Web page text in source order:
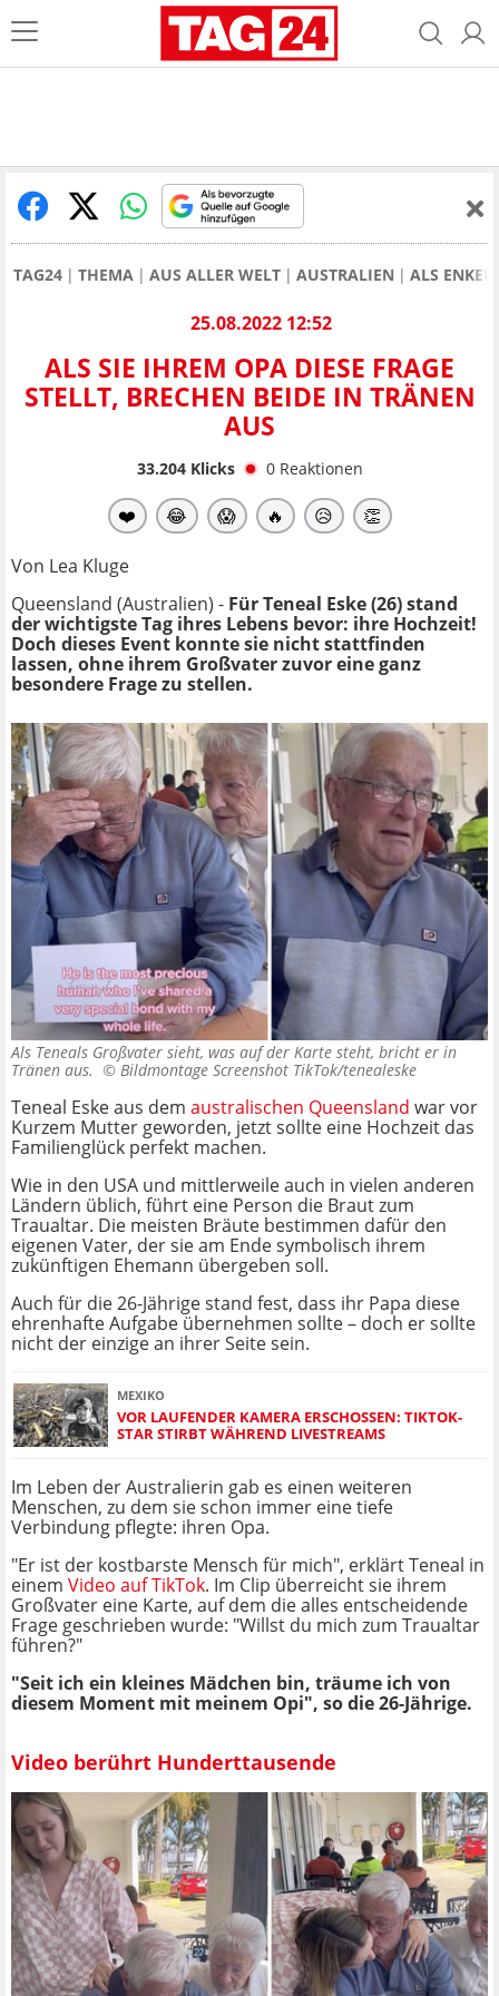
TAG24 THEMA AUS ALLER WELT AUSTRALIEN ALS
25.08.2022 12:52
ALS SIE IHREM OPA DIESE FRAGE
STELLT, BRECHEN BEIDE IN TRÄNEN
AUS
33.204Klicks 0 Reaktionen
❤️ 😂 😱 🔥 😥 👏
Von Lea Kluge
Queensland (Australien) - Für Teneal Eske (26) stand
der wichtigste Tag ihres Lebens bevor: ihre Hochzeit!
Doch dieses Event konnte sie nicht stattfinden
lassen, ohne ihrem Großvater zuvor eine ganz
besondere Frage zu stellen.
Als Teneals Großvater sieht, was auf der Karte steht, bricht er in
Tränen aus. © Bildmontage Screenshot TikTok/tenealeske
Teneal Eske aus dem australischen Queensland war vor
Kurzem Mutter geworden, jetzt sollte eine Hochzeit das
Familienglück perfekt machen.
Wie in den USA und mittlerweile auch in vielen anderen
Ländern üblich, führt eine Person die Braut zum
Traualtar. Die meisten Bräute bestimmen dafür den
eigenen Vater, der sie am Ende symbolisch ihrem
zukünftigen Ehemann übergeben soll.
Auch für die 26-Jährige stand fest, dass ihr Papa diese
ehrenhafte Aufgabe übernehmen sollte – doch er sollte
nicht der einzige an ihrer Seite sein.
MEXIKO
VOR LAUFENDER KAMERA ERSCHOSSEN: TIKTOK-
STAR STIRBT WÄHREND LIVESTREAMS
Im Leben der Australierin gab es einen weiteren
Menschen, zu dem sie schon immer eine tiefe
Verbindung pflegte: ihren Opa.
"Er ist der kostbarste Mensch für mich", erklärt Teneal in
einem Video auf TikTok. Im Clip überreicht sie ihrem
Großvater eine Karte, auf dem die alles entscheidende
Frage geschrieben wurde: "Willst du mich zum Traualtar
führen?"
"Seit ich ein kleines Mädchen bin, träume ich von
diesem Moment mit meinem Opi", so die 26-Jährige.
Video berührt Hunderttausende